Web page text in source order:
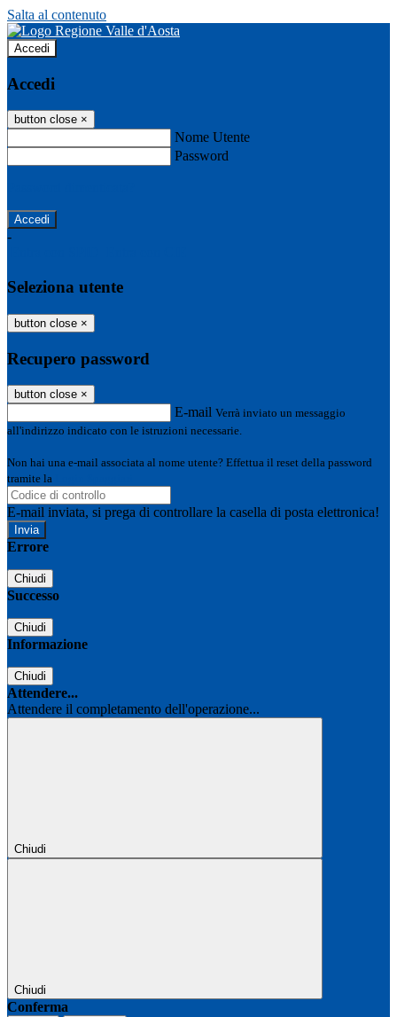
Salta al contenuto
Accedi
Accedi
button close ×
Nome Utente
Password
-
Seleziona utente
button close ×
Recupero password
button close ×
E-mail Verrà inviato un messaggio
all'indirizzo indicato con le istruzioni necessarie.
Non hai una e-mail associata al nome utente? Effettua il reset della password
tramite la
E-mail inviata, si prega di controllare la casella di posta elettronica!
Errore
Chiudi
Successo
Chiudi
Informazione
Chiudi
Attendere...
Attendere il completamento dell'operazione...
Chiudi
Chiudi
Conferma